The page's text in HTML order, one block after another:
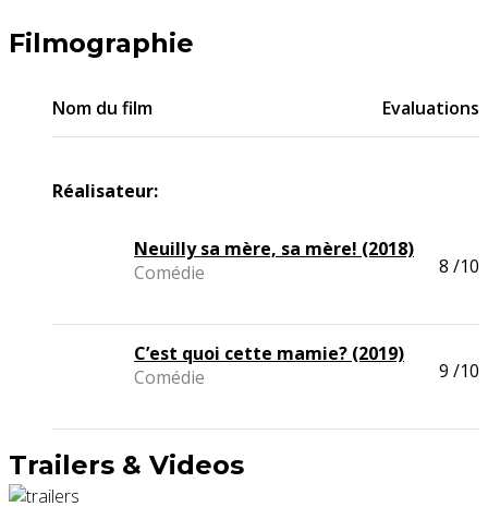
Filmographie
Nom du film Evaluations
Réalisateur:
Neuilly sa mère, sa mère! (2018)
Comédie
8 /10
C’est quoi cette mamie? (2019)
Comédie
9 /10
Trailers & Videos